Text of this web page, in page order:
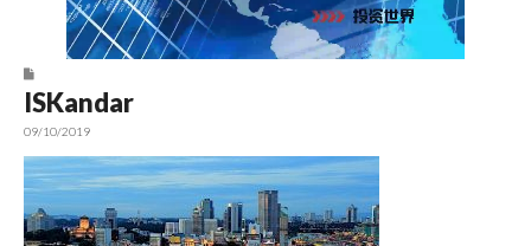
ISKandar
09/10/2019